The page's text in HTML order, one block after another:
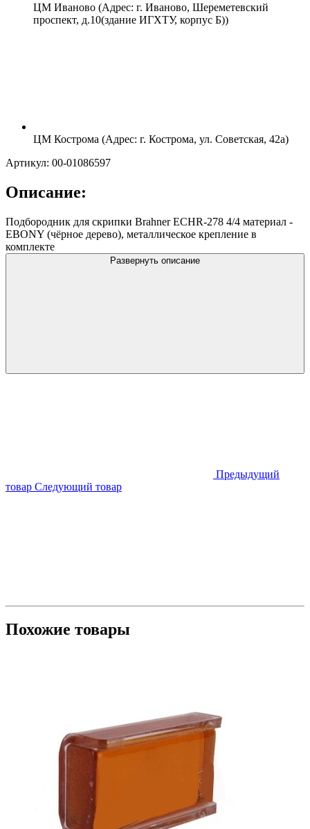
ЦМ Иваново (Адрес: г. Иваново, Шереметевский
проспект, д.10(здание ИГХТУ, корпус Б))
ЦМ Кострома (Адрес: г. Кострома, ул. Советская, 42а)
Артикул: 00-01086597
Описание:
Подбородник для скрипки Brahner ECHR-278 4/4 материал -
EBONY (чёрное дерево), металлическое крепление в
комплекте
Развернуть описание
Предыдущий
товар Следующий товар
Похожие товары